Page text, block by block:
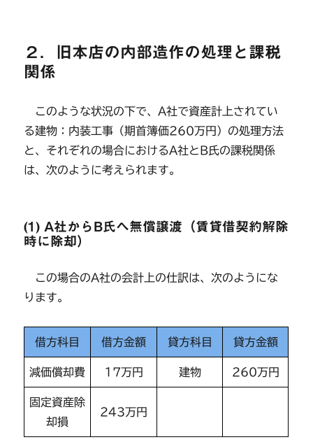
２．旧本店の内部造作の処理と課税
関係
このような状況の下で、A社で資産計上されてい
る建物：内装工事（期首簿価260万円）の処理方法
と、それぞれの場合におけるA社とB氏の課税関係
は、次のように考えられます。
(1) A社からB氏へ無償譲渡（賃貸借契約解除
時に除却）
この場合のA社の会計上の仕訳は、次のようにな
ります。
借方科目 借方金額 貸方科目 貸方金額
減価償却費 17万円 建物 260万円
固定資産除
却損
243万円